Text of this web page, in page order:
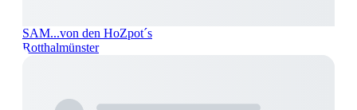
SAM...von den HoZpot´s
Rotthalmünster